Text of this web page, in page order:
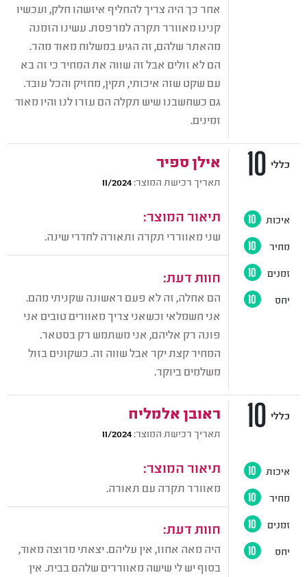
אחר כך היה צריך להחליף איזשהו חלק, ועכשיו
קנינו מאוורר תקרה למרפסת. עשינו הזמנה
מהאתר שלהם, זה הגיע במשלוח מאוד מהר.
הם לא זולים אבל זה שווה את המחיר כי זה בא
עם שקט שזה איכותי, תקין, מחזיק והכל עובד.
גם כשחשבנו שיש תקלה הם עזרו לנו והיו מאוד
זמינים.
אילן ספיר
תאריך רכישת המוצר:11/2024
תיאור המוצר:
שני מאווררי תקרה ותאורה לחדרי שינה.
חוות דעת:
הם אחלה, זה לא פעם ראשונה שקניתי מהם.
אני חשמלאי וכשאני צריך מאוורים טובים אני
פונה רק אליהם, אני משתמש רק בסטאר.
המחיר קצת יקר אבל שווה זה. כשקונים בזול
משלמים ביוקר.
10 כללי
איכות 10
מחיר 10
זמנים 10
יחס 10
ראובן אלמליח
תאריך רכישת המוצר:11/2024
תיאור המוצר:
מאוורר תקרה עם תאורה.
חוות דעת:
היה מאה אחוז, אין עליהם. יצאתי מרוצה מאוד,
בסוף יש לי שישה מאווררים שלהם בבית. אין
10 כללי
איכות 10
מחיר 10
זמנים 10
יחס 10